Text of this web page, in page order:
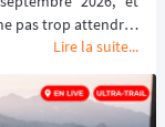
pas trop attendre :
s'est envolé en
Lire la suite...